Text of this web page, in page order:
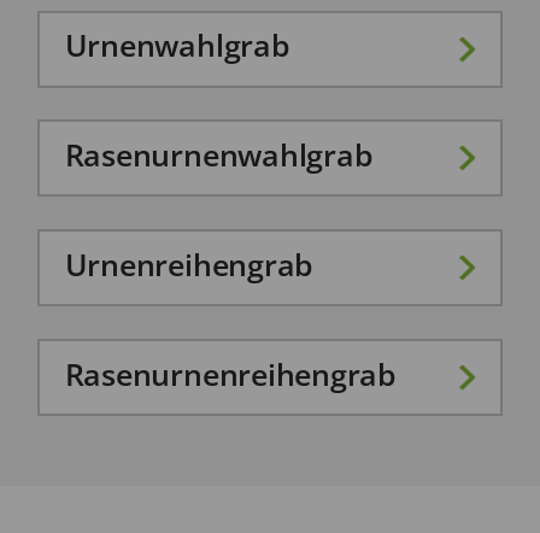
Urnenwahlgrab
Rasenurnenwahlgrab
Urnenreihengrab
Rasenurnenreihengrab